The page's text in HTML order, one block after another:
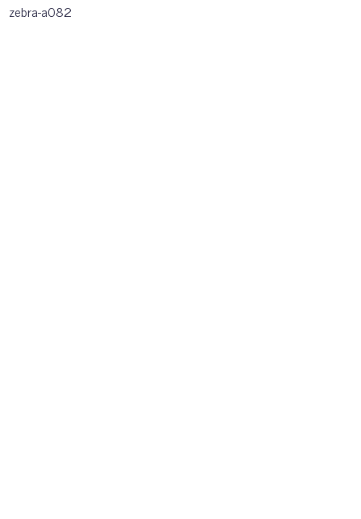
zebra-a082